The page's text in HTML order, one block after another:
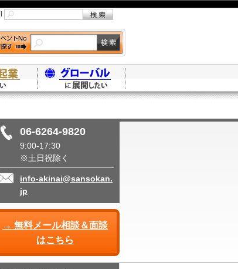
|
06-6264-9820
9:00-17:30
※土日祝除く
info-akinai@sansokan.
jp
→ 無料メール相談＆面談
はこちら